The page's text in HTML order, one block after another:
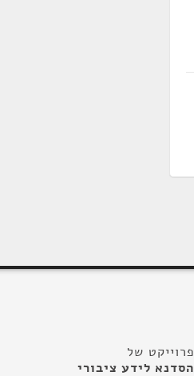
פרוייקט של
הסדנא לידע ציבורי